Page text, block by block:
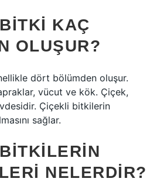
KAÇ
OLUŞUR?
dört bölümden oluşur.
vücut ve kök. Çiçek,
Çiçekli bitkilerin
sağlar.
NELERDIR?